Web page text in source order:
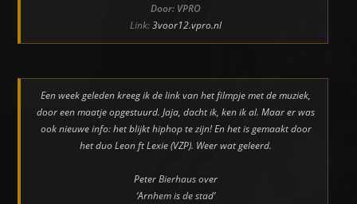
Door: VPRO
Link:3voor12.vpro.nl
Een week geleden kreeg ik de link van het filmpje met de muziek,
door een maatje opgestuurd. Jaja, dacht ik, ken ik al. Maar er was
ook nieuwe info: het blijkt hiphop te zijn! En het is gemaakt door
het duo Leon ft Lexie (VZP). Weer wat geleerd.
Peter Bierhaus over
‘Arnhem is de stad’